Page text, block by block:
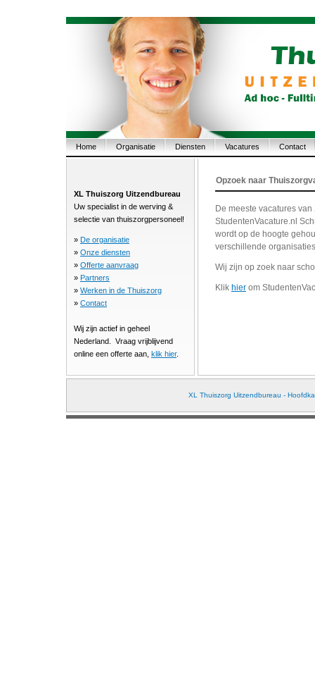
Home Organisatie Diensten Vacatures Contact
XL Thuiszorg Uitzendbureau
Uw specialist in de werving &
selectie van thuiszorgpersoneel!
» De organisatie
» Onze diensten
» Offerte aanvraag
» Partners
» Werken in de Thuiszorg
» Contact
Wij zijn actief in geheel
Nederland. Vraag vrijblijvend
online een offerte aan, klik hier.
Opzoek naar
De meeste vacatures
StudentenVacature.nl
wordt op de hoogte
verschillende
Wij zijn op zoek naar
Klik hier om
XL Thuiszorg Uitzendbureau -